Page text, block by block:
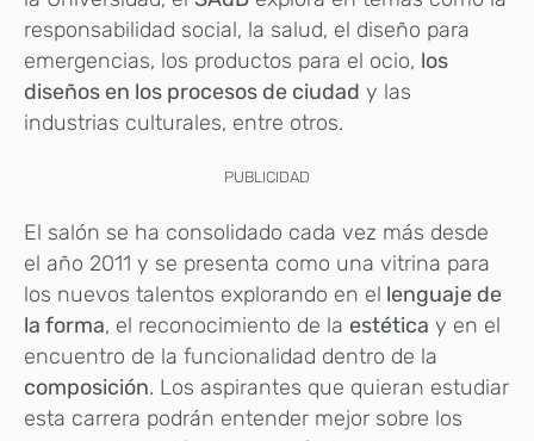
responsabilidad social, la salud, el diseño para
emergencias, los productos para el ocio, los
diseños en los procesos de ciudad y las
industrias culturales, entre otros.
PUBLICIDAD
El salón se ha consolidado cada vez más desde
el año 2011 y se presenta como una vitrina para
los nuevos talentos explorando en el lenguaje de
la forma, el reconocimiento de la estética y en el
encuentro de la funcionalidad dentro de la
composición. Los aspirantes que quieran estudiar
esta carrera podrán entender mejor sobre los